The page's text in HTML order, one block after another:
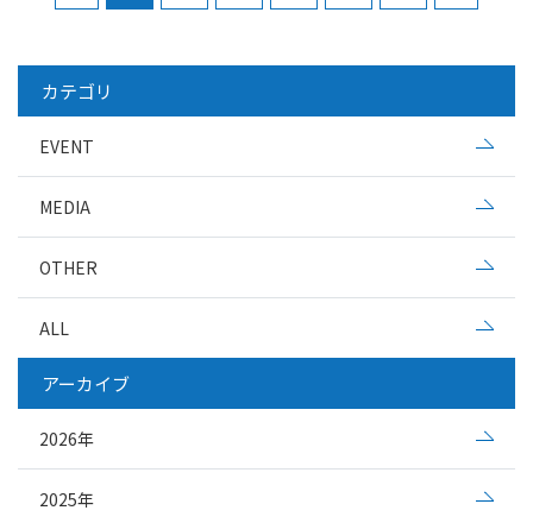
カテゴリ
EVENT
MEDIA
OTHER
ALL
アーカイブ
2026年
2025年